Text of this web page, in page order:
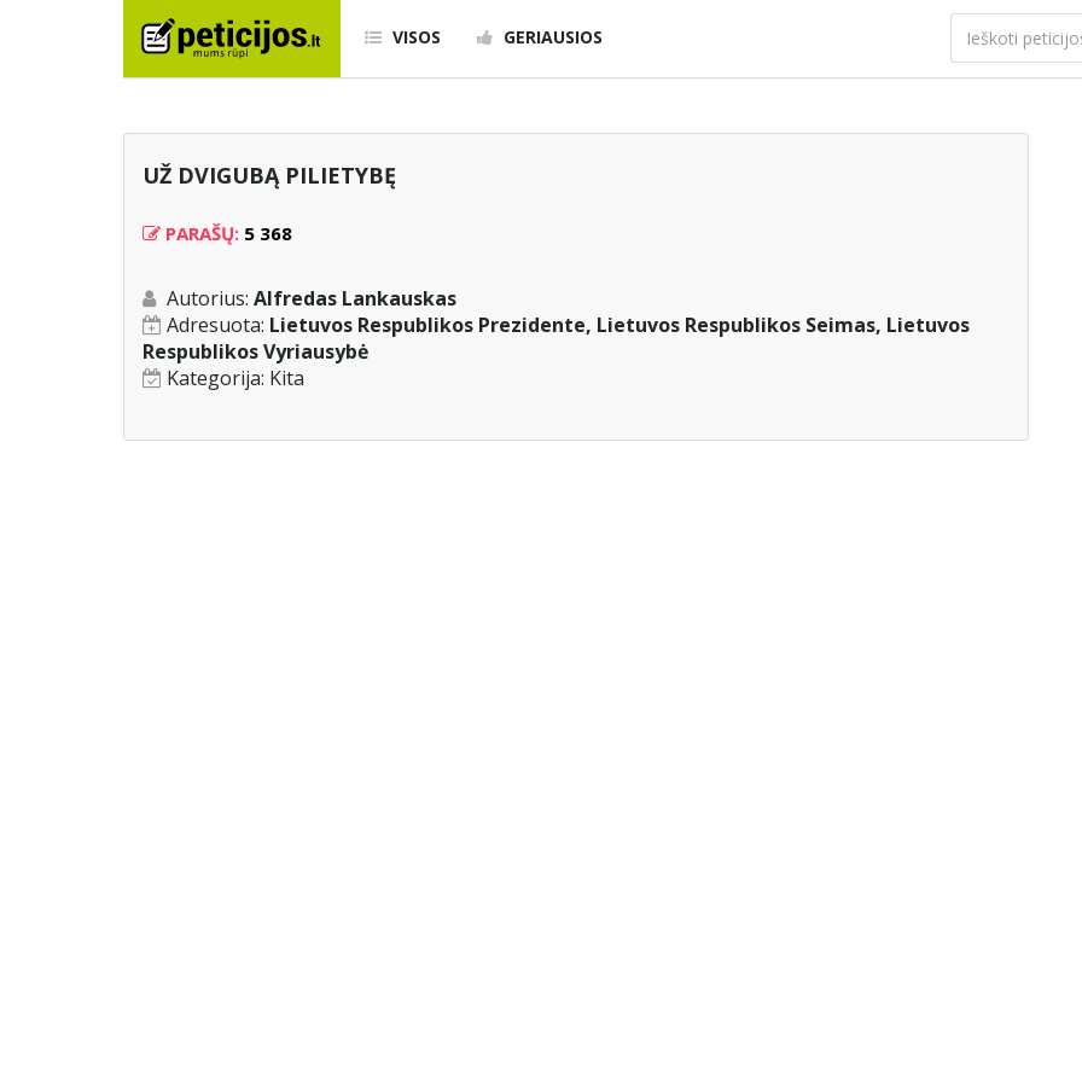
VISOS GERIAUSIOS
UŽ DVIGUBĄ PILIETYBĘ
PARAŠŲ: 5 368
Autorius: Alfredas Lankauskas
Adresuota: Lietuvos Respublikos Prezidente, Lietuvos Respublikos Seimas, Lietuvos
Respublikos Vyriausybė
Kategorija: Kita